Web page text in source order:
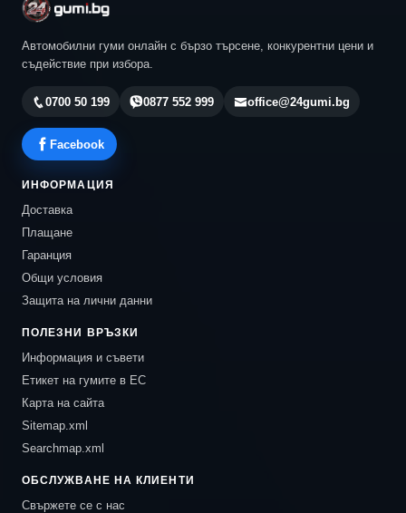
Автомобилни гуми онлайн с бързо търсене, конкурентни цени и
съдействие при избора.
0700 50 199 0877 552 999 office@24gumi.bg
Facebook
ИНФОРМАЦИЯ
Доставка
Плащане
Гаранция
Общи условия
Защита на лични данни
ПОЛЕЗНИ ВРЪЗКИ
Информация и съвети
Етикет на гумите в ЕС
Карта на сайта
Sitemap.xml
Searchmap.xml
ОБСЛУЖВАНЕ НА КЛИЕНТИ
Свържете се с нас